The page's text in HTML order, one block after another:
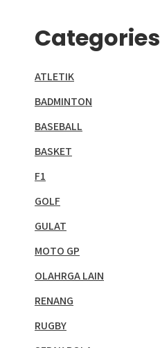
Categories
ATLETIK
BADMINTON
BASEBALL
BASKET
F1
GOLF
GULAT
MOTO GP
OLAHRGA LAIN
RENANG
RUGBY